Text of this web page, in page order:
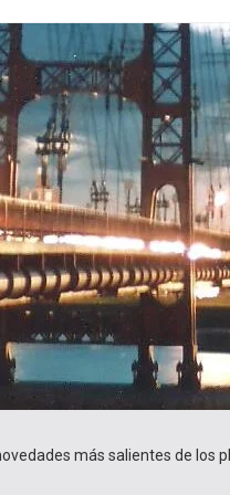
más salientes de